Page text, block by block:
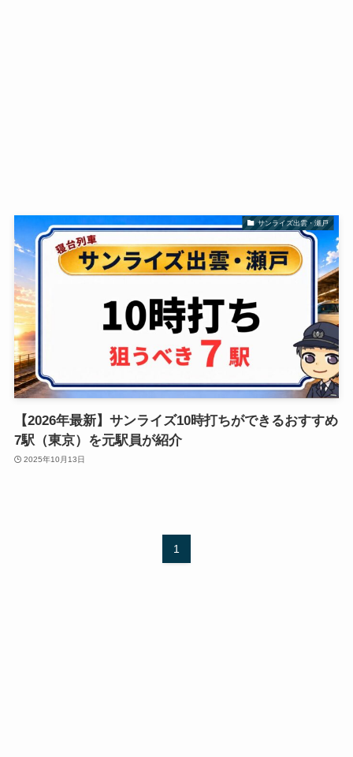
サンライズ出雲・瀬戸
【2026年最新】サンライズ10時打ちができるおすすめ
7駅（東京）を元駅員が紹介
2025年10月13日
1